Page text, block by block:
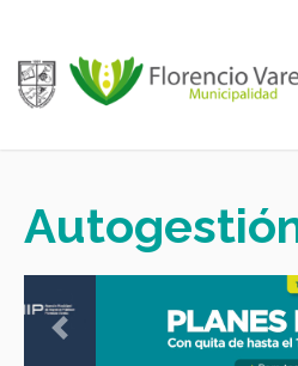
Previous